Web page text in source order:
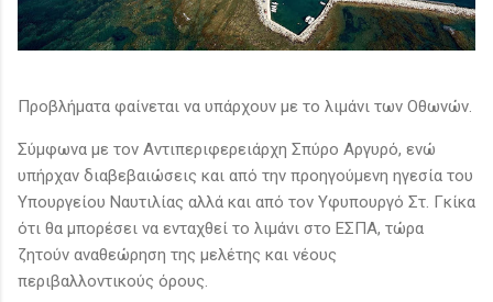
Προβλήματα φαίνεται να υπάρχουν με το λιμάνι των Οθωνών.
Σύμφωνα με τον Αντιπεριφερειάρχη Σπύρο Αργυρό, ενώ
υπήρχαν διαβεβαιώσεις και από την προηγούμενη ηγεσία του
Υπουργείου Ναυτιλίας αλλά και από τον Υφυπουργό Στ. Γκίκα
ότι θα μπορέσει να ενταχθεί το λιμάνι στο ΕΣΠΑ, τώρα
ζητούν αναθεώρηση της μελέτης και νέους
περιβαλλοντικούς όρους.